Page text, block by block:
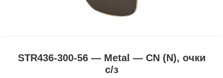
STR436-300-56 — Metal — CN (N), очки
с/з